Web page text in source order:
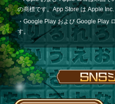
の商標です。App Store は Apple
・Google Play および Google Play
す。